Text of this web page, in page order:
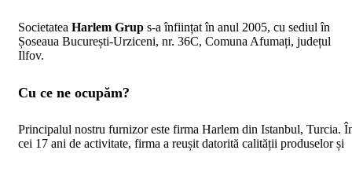
Societatea Harlem Grup s-a înființat în anul 2005, cu sediul în
Șoseaua București-Urziceni, nr. 36C, Comuna Afumați, județul
Ilfov.
Cu ce ne ocupăm?
Principalul nostru furnizor este firma Harlem din Istanbul, Turcia.
cei 17 ani de activitate, firma a reușit datorită calității produselor și